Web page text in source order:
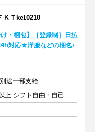
ＫＴke10210
け・梱包】［登録制］日払
対応★洋服などの梱包♪
途一部支給
週3日以上 1日4時間以上 シフト自由・自己申告